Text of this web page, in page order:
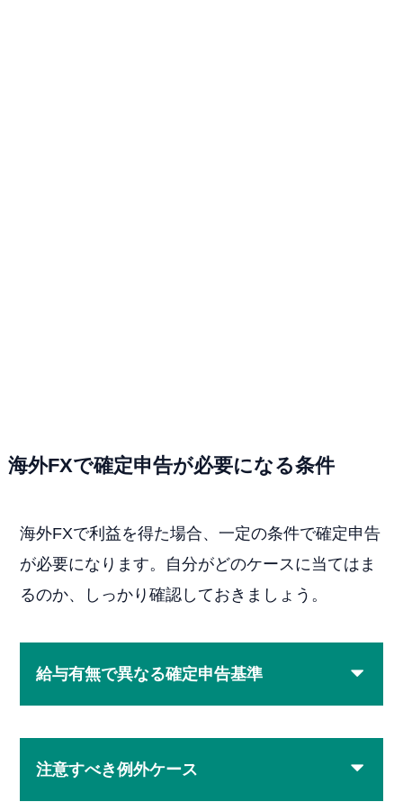
海外FXで確定申告が必要になる条件
海外FXで利益を得た場合、一定の条件で確定申告
が必要になります。自分がどのケースに当てはま
るのか、しっかり確認しておきましょう。
給与有無で異なる確定申告基準
注意すべき例外ケース